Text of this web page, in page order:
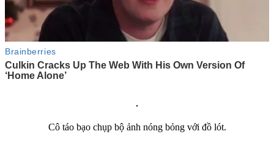
Cô táo bạo chụp bộ ảnh nóng bỏng với đồ lót.